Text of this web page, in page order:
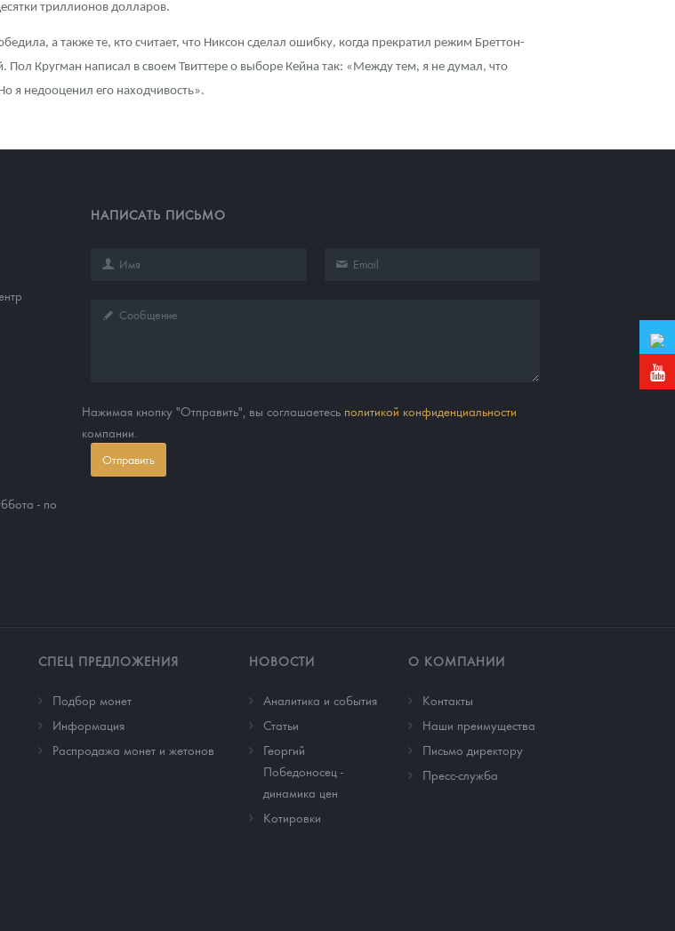
триллионов долларов.
а также те, кто считает, что Никсон сделал ошибку, когда прекратил режим Бреттон-
Пол Кругман написал в своем Твиттере о выборе Кейна так: «Между тем, я не думал, что
я недооценил его находчивость».
- по
НАПИСАТЬ ПИСЬМО
Нажимая кнопку "Отправить", вы соглашаетесь политикой конфиденциальности
компании.
Отправить
СПЕЦ ПРЕДЛОЖЕНИЯ
Подбор монет
Информация
Распродажа монет и жетонов
НОВОСТИ
Аналитика и события
Cтатьи
Георгий
Победоносец -
динамика цен
Котировки
О КОМПАНИИ
Контакты
Наши преимущества
Письмо директору
Пресс-служба